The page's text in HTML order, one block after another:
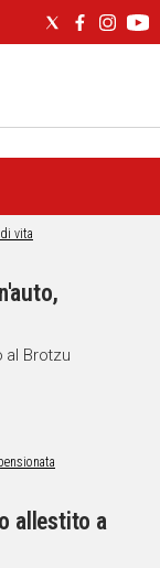
Brotzu
allestito a